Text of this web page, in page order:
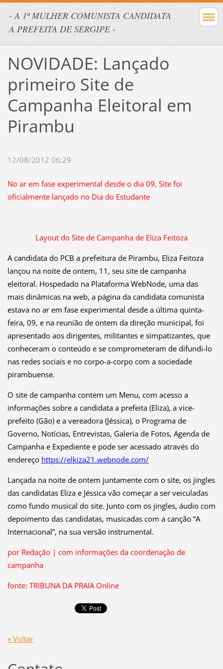
- A 1ª MULHER COMUNISTA CANDIDATA
A PREFEITA DE SERGIPE -
NOVIDADE: Lançado
primeiro Site de
Campanha Eleitoral em
Pirambu
12/08/2012 06:29
No ar em fase experimental desde o dia 09, Site foi
oficialmente lançado no Dia do Estudante
Layout do Site de Campanha de Eliza Feitoza
A candidata do PCB a prefeitura de Pirambu, Eliza Feitoza
lançou na noite de ontem, 11, seu site de campanha
eleitoral. Hospedado na Plataforma WebNode, uma das
mais dinâmicas na web, a página da candidata comunista
estava no ar em fase experimental desde a última quinta-
feira, 09, e na reunião de ontem da direção municipal, foi
apresentado aos dirigentes, militantes e simpatizantes, que
conheceram o conteúdo e se comprometeram de difundi-lo
nas redes sociais e no corpo-a-corpo com a sociedade
pirambuense.
O site de campanha contem um Menu, com acesso a
informações sobre a candidata a prefeita (Eliza), a vice-
prefeito (Gão) e a vereadora (Jéssica), o Programa de
Governo, Notícias, Entrevistas, Galeria de Fotos, Agenda de
Campanha e Expediente e pode ser acessado através do
endereço https://elkiza21.webnode.com/
Lançada na noite de ontem juntamente com o site, os jingles
das candidatas Eliza e Jéssica vão começar a ser veiculadas
como fundo musical do site. Junto com os jingles, áudio com
depoimento das candidatas, musicadas com a canção “A
Internacional”, na sua versão instrumental.
por Redação | com informações da coordenação de
campanha
fonte: TRIBUNA DA PRAIA Online
« Voltar